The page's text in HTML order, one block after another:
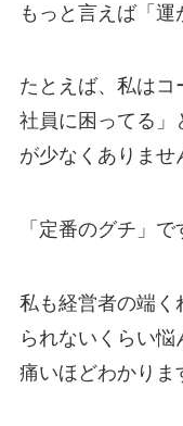
もっと言えば「運
たとえば、私はコ
社員に困ってる」
が少なくありませ
「定番のグチ」で
私も経営者の端く
られないくらい
痛いほどわかりま